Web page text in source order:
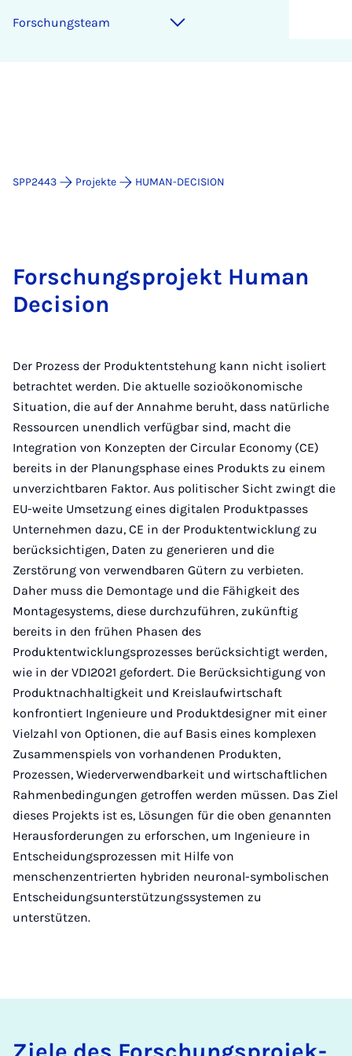
For­schungs­team
SPP2443 Projekte HUMAN-DECISION
Forschungsprojekt Human
Decision
Der Prozess der Produktentstehung kann nicht isoliert
betrachtet werden. Die aktuelle sozioökonomische
Situation, die auf der Annahme beruht, dass natürliche
Ressourcen unendlich verfügbar sind, macht die
Integration von Konzepten der Circular Economy (CE)
bereits in der Planungsphase eines Produkts zu einem
unverzichtbaren Faktor. Aus politischer Sicht zwingt die
EU-weite Umsetzung eines digitalen Produktpasses
Unternehmen dazu, CE in der Produktentwicklung zu
berücksichtigen, Daten zu generieren und die
Zerstörung von verwendbaren Gütern zu verbieten.
Daher muss die Demontage und die Fähigkeit des
Montagesystems, diese durchzuführen, zukünftig
bereits in den frühen Phasen des
Produktentwicklungsprozesses berücksichtigt werden,
wie in der VDI2021 gefordert. Die Berücksichtigung von
Produktnachhaltigkeit und Kreislaufwirtschaft
konfrontiert Ingenieure und Produktdesigner mit einer
Vielzahl von Optionen, die auf Basis eines komplexen
Zusammenspiels von vorhandenen Produkten,
Prozessen, Wiederverwendbarkeit und wirtschaftlichen
Rahmenbedingungen getroffen werden müssen. Das Ziel
dieses Projekts ist es, Lösungen für die oben genannten
Herausforderungen zu erforschen, um Ingenieure in
Entscheidungsprozessen mit Hilfe von
menschenzentrierten hybriden neuronal-symbolischen
Entscheidungsunterstützungssystemen zu
unterstützen.